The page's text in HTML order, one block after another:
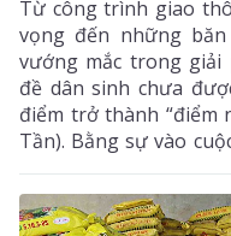
Từ công trình giao
vọng đến những
vướng mắc trong giải
đề dân sinh chưa
điểm trở thành “điểm
Tần). Bằng sự vào
khéo, “nút thắt”
đồng thuận, tin
chính quyền địa